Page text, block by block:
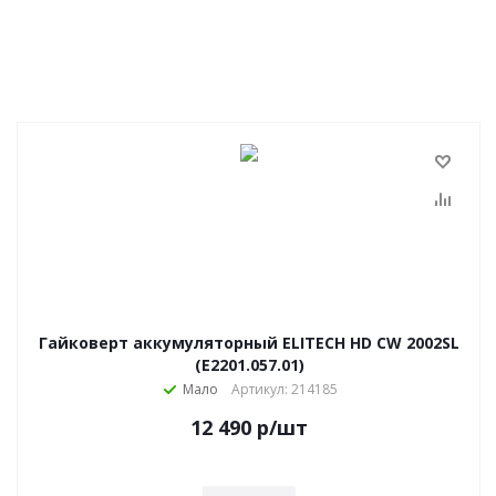
Гайковерт аккумуляторный ELITECH HD CW 2002SL
(E2201.057.01)
Мало Артикул: 214185
12 490 р/шт